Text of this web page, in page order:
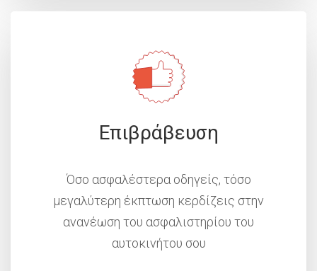
Eπιβράβευση
Όσο ασφαλέστερα οδηγείς, τόσο
μεγαλύτερη έκπτωση κερδίζεις στην
ανανέωση του ασφαλιστηρίου του
αυτοκινήτου σου